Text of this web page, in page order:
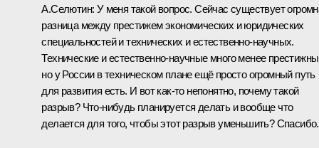
А.Селютин: У меня такой вопрос. Сейчас существует
разница между престижем экономических и юридических
специальностей и технических и естественно-научных.
Технические и естественно-научные много менее
но у России в техническом плане ещё просто огромный путь
для развития есть. И вот как‑то непонятно, почему такой
разрыв? Что‑нибудь планируется делать и вообще что
делается для того, чтобы этот разрыв уменьшить? Спасибо.